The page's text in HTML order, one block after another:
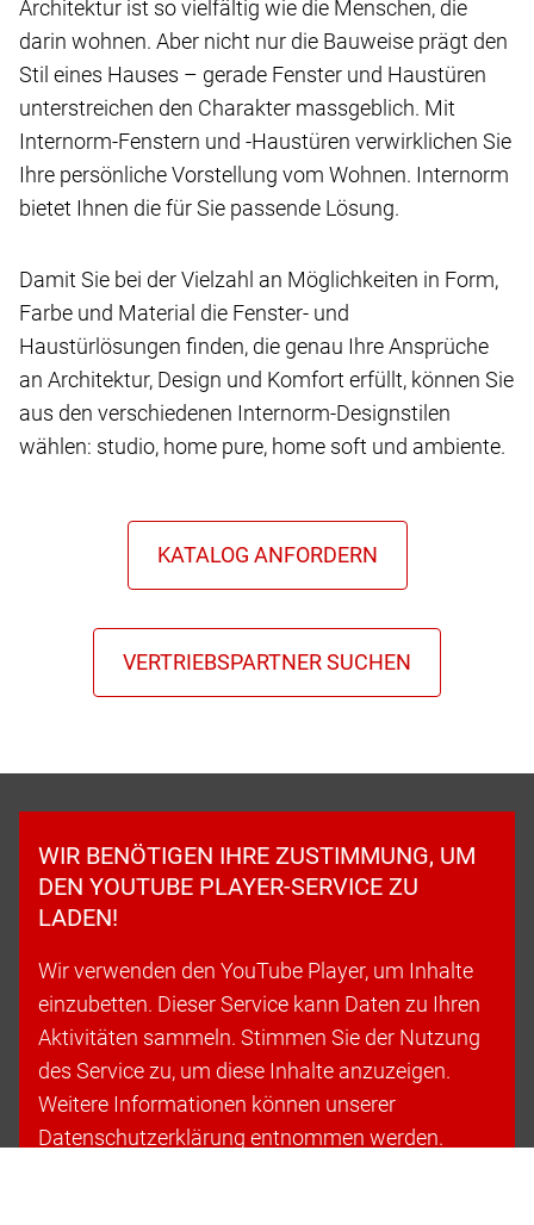
Architektur ist so vielfältig wie die Menschen, die
darin wohnen. Aber nicht nur die Bauweise prägt den
Stil eines Hauses – gerade Fenster und Haustüren
unterstreichen den Charakter massgeblich. Mit
Internorm-Fenstern und -Haustüren verwirklichen Sie
Ihre persönliche Vorstellung vom Wohnen. Internorm
bietet Ihnen die für Sie passende Lösung.
Damit Sie bei der Vielzahl an Möglichkeiten in Form,
Farbe und Material die Fenster- und
Haustürlösungen finden, die genau Ihre Ansprüche
an Architektur, Design und Komfort erfüllt, können Sie
aus den verschiedenen Internorm-Designstilen
wählen: studio, home pure, home soft und ambiente.
WIR BENÖTIGEN IHRE ZUSTIMMUNG, UM
DEN YOUTUBE PLAYER-SERVICE ZU
LADEN!
Wir verwenden den YouTube Player, um Inhalte
einzubetten. Dieser Service kann Daten zu Ihren
Aktivitäten sammeln. Stimmen Sie der Nutzung
des Service zu, um diese Inhalte anzuzeigen.
Weitere Informationen können unserer
Datenschutzerklärung entnommen werden.